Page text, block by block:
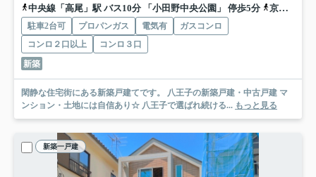
中央線「高尾」駅 バス10分 「小田野中央公園」 停歩5分
京王高尾線「高尾」駅 バス10分 「小田野中央公園」 停歩5分
駐車2台可 プロパンガス 電気有
ガスコンロ
コンロ２口以上
コンロ３口
新築
閑静な住宅街にある新築戸建てです。 八王子の新築戸建・中古戸建 マ
ンション・土地には自信あり☆ 八王子で選ばれ続ける... もっと見る
新築一戸建